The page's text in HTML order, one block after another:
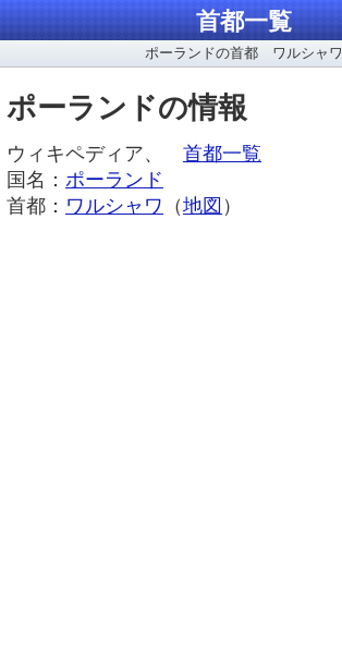
首都一覧
ポーランドの首都 ワルシャワ
ポーランドの情報
ウィキペディア、 首都一覧
国名： ポーランド
首都： ワルシャワ （地図 ）